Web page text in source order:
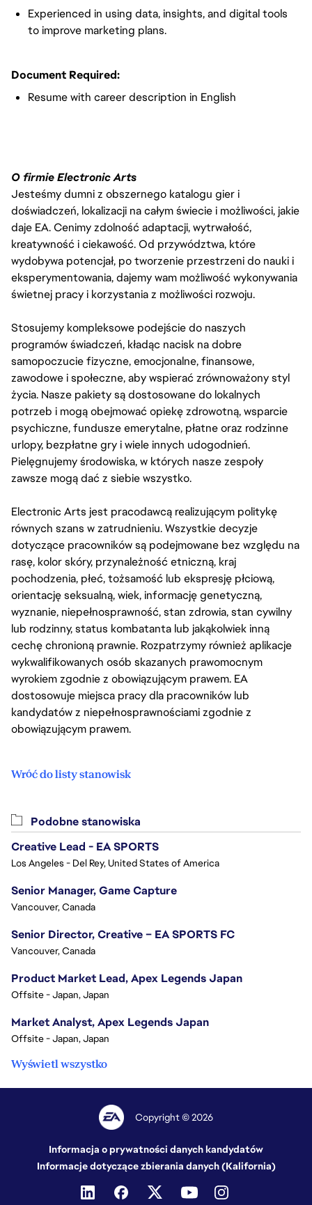
Experienced in using data, insights, and digital tools
to improve marketing plans.
Document Required:
Resume with career description in English
O firmie Electronic Arts
Jesteśmy dumni z obszernego katalogu gier i
doświadczeń, lokalizacji na całym świecie i możliwości, jakie
daje EA. Cenimy zdolność adaptacji, wytrwałość,
kreatywność i ciekawość. Od przywództwa, które
wydobywa potencjał, po tworzenie przestrzeni do nauki i
eksperymentowania, dajemy wam możliwość wykonywania
świetnej pracy i korzystania z możliwości rozwoju.
Stosujemy kompleksowe podejście do naszych
programów świadczeń, kładąc nacisk na dobre
samopoczucie fizyczne, emocjonalne, finansowe,
zawodowe i społeczne, aby wspierać zrównoważony styl
życia. Nasze pakiety są dostosowane do lokalnych
potrzeb i mogą obejmować opiekę zdrowotną, wsparcie
psychiczne, fundusze emerytalne, płatne oraz rodzinne
urlopy, bezpłatne gry i wiele innych udogodnień.
Pielęgnujemy środowiska, w których nasze zespoły
zawsze mogą dać z siebie wszystko.
Electronic Arts jest pracodawcą realizującym politykę
równych szans w zatrudnieniu. Wszystkie decyzje
dotyczące pracowników są podejmowane bez względu na
rasę, kolor skóry, przynależność etniczną, kraj
pochodzenia, płeć, tożsamość lub ekspresję płciową,
orientację seksualną, wiek, informację genetyczną,
wyznanie, niepełnosprawność, stan zdrowia, stan cywilny
lub rodzinny, status kombatanta lub jakąkolwiek inną
cechę chronioną prawnie. Rozpatrzymy również aplikacje
wykwalifikowanych osób skazanych prawomocnym
wyrokiem zgodnie z obowiązującym prawem. EA
dostosowuje miejsca pracy dla pracowników lub
kandydatów z niepełnosprawnościami zgodnie z
obowiązującym prawem.
Wróć do listy stanowisk
Podobne stanowiska
Creative Lead - EA SPORTS
Los Angeles - Del Rey, United States of America
Senior Manager, Game Capture
Vancouver, Canada
Senior Director, Creative – EA SPORTS FC
Vancouver, Canada
Product Market Lead, Apex Legends Japan
Offsite - Japan, Japan
Market Analyst, Apex Legends Japan
Offsite - Japan, Japan
Wyświetl wszystko
Copyright © 2026
Informacja o prywatności danych kandydatów
Informacje dotyczące zbierania danych (Kalifornia)